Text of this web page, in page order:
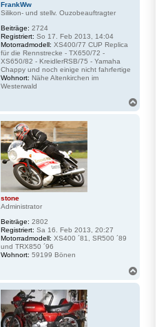
FrankWw
Silikon- und stellv. Ouzobeauftragter
Beiträge: 2724
Registriert: So 17. Feb 2013, 14:04
Motorradmodell: XS400/77 CUP Replica
für die Rennstrecke - TX650/72 -
XS650/82 - KreidlerRSB/75 - Yamaha
Chappy und noch einige nicht fahrfertige
Wohnort: Nähe Altenkirchen im
Westerwald
stone
Administrator
Beiträge: 2802
Registriert: Sa 16. Feb 2013, 20:27
Motorradmodell: XS400 ´81, SR500 ´89
und TRX850 ´96
Wohnort: 59199 Bönen